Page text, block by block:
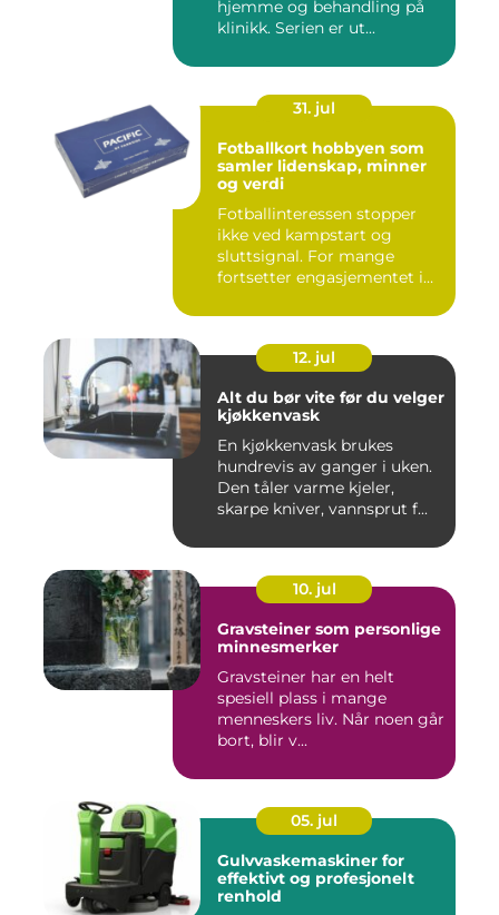
hjemme og behandling på
klinikk. Serien er ut...
31. jul
Fotballkort hobbyen som
samler lidenskap, minner
og verdi
Fotballinteressen stopper
ikke ved kampstart og
sluttsignal. For mange
fortsetter engasjementet i
12. jul
Alt du bør vite før du velger
kjøkkenvask
En kjøkkenvask brukes
hundrevis av ganger i uken.
Den tåler varme kjeler,
skarpe kniver, vannsprut f...
10. jul
Gravsteiner som personlige
minnesmerker
Gravsteiner har en helt
spesiell plass i mange
menneskers liv. Når noen går
bort, blir v...
05. jul
Gulvvaskemaskiner for
effektivt og profesjonelt
renhold